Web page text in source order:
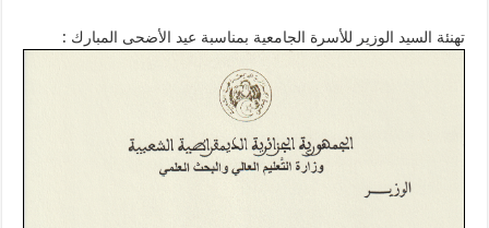
تهنئة السيد الوزير للأسرة الجامعية بمناسبة عيد الأضحى المبارك :